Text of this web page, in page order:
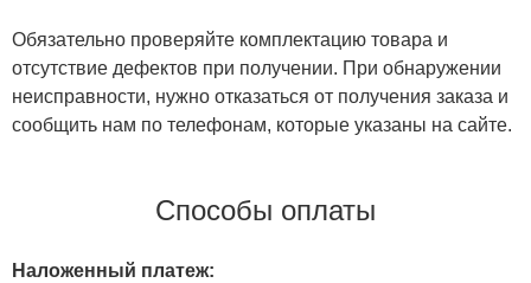
Обязательно проверяйте комплектацию товара и
отсутствие дефектов при получении. При обнаружении
неисправности, нужно отказаться от получения заказа и
сообщить нам по телефонам, которые указаны на сайте.
Способы оплаты
Наложенный платеж: